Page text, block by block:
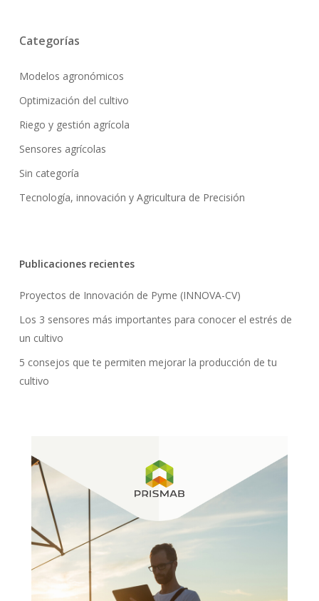
Categorías
Modelos agronómicos
Optimización del cultivo
Riego y gestión agrícola
Sensores agrícolas
Sin categoría
Tecnología, innovación y Agricultura de Precisión
Publicaciones recientes
Proyectos de Innovación de Pyme (INNOVA-CV)
Los 3 sensores más importantes para conocer el estrés de
un cultivo
5 consejos que te permiten mejorar la producción de tu
cultivo